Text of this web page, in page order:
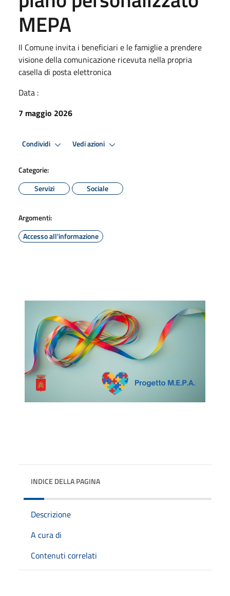
MEPA
Il Comune invita i beneficiari e le famiglie a prendere
visione della comunicazione ricevuta nella propria
casella di posta elettronica
Data :
7 maggio 2026
Condividi Vedi azioni
Categorie:
Servizi
Sociale
Argomenti:
Accesso all'informazione
INDICE DELLA PAGINA
Descrizione
A cura di
Contenuti correlati